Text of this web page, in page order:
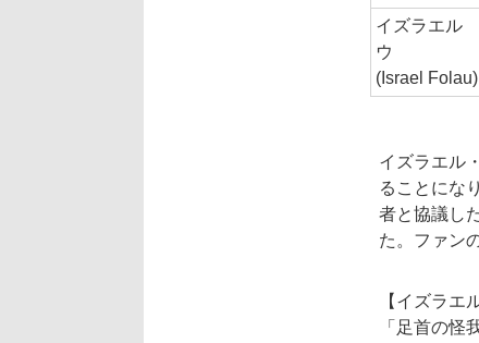
イズラエル
ウ
(Israel Folau)
イズラエル
ることにな
者と協議し
た。ファン
【イズラエ
「足首の怪